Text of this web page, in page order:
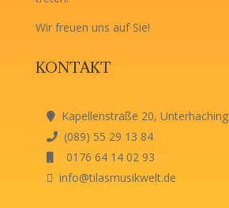
Wir freuen uns auf Sie!
KONTAKT
Kapellenstraße 20, Unterhaching
(089) 55 29 13 84
0176 64 14 02 93
info@tilasmusikwelt.de